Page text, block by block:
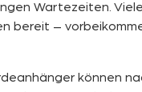
Wartezeiten. Viele
bereit –
können